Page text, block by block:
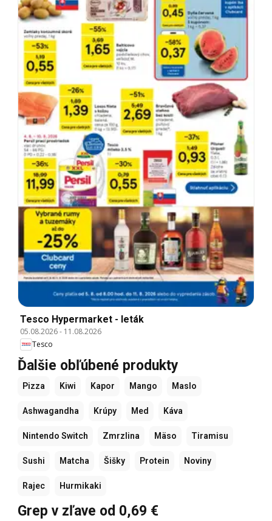
Tesco Hypermarket - leták
05.08.2026- 11.08.2026
Tesco
Ďalšie obľúbené produkty
Pizza Kiwi Kapor Mango Maslo
Ashwagandha Krúpy Med Káva
Nintendo Switch Zmrzlina Mäso Tiramisu
Sushi Matcha Šišky Protein Noviny
Rajec Hurmikaki
Grep v zľave od 0,69 €